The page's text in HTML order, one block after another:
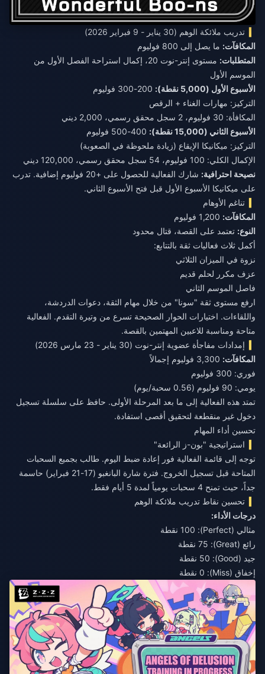
تدريب ملائكة الوهم (30 يناير - 9 فبراير 2026)
المكافآت: ما يصل إلى 800 فوليوم
المتطلبات:
مستوى إنتر-نوت 20، إكمال استراحة الفصل الأول من
الموسم الأول
الأسبوع الأول (5,000 نقطة):
التركيز: مهارات الغناء + الرقص
المكافأة: 30 فوليوم، 2 سجل محقق رسمي، 2,000 ديني
الأسبوع الثاني (15,000 نقطة):
التركيز: ميكانيكا الإيقاع (زيادة ملحوظة في الصعوبة)
الإكمال الكلي: 100 فوليوم، 54 سجل محقق رسمي، 120,000 ديني
نصيحة احترافية:
شارك الفعالية للحصول على +20 فوليوم إضافية. تدرب
على ميكانيكا الأسبوع الأول قبل فتح الأسبوع الثاني.
تناغم الأوهام
المكافآت:
النوع: تعتمد على القصة، قتال محدود
أكمل ثلاث فعاليات ثقة بالتتابع:
نزوة في الميزان الثلاثي
عزف مكرر لحلم قديم
فاصل الموسم الثاني
ارفع مستوى ثقة "سونا" من خلال مهام الثقة، دعوات الدردشة،
واللقاءات. اختيارات الحوار الصحيحة تسرع من وتيرة التقدم. الفعالية
متاحة ومناسبة للاعبين المهتمين بالقصة.
إمدادات مفاجأة عضوية إنتر-نوت (30 يناير - 23 مارس 2026)
المكافآت:
فوري: 300 فوليوم
يومي: 90 فوليوم (0.56 سحبة/يوم)
تمتد هذه الفعالية إلى ما بعد المرحلة الأولى. حافظ على سلسلة تسجيل
دخول غير منقطعة لتحقيق أقصى استفادة.
تحسين أداء المهام
استراتيجية "بون-ز الرائعة"
توجه إلى قائمة الفعالية فور إعادة ضبط اليوم. طالب بجميع السحبات
المتاحة قبل تسجيل الخروج. فترة شارة البانغبو (17-21 فبراير) حاسمة
جداً، حيث تمنح 4 سحبات يومياً لمدة 5 أيام فقط.
تحسين نقاط تدريب ملائكة الوهم
درجات الأداء:
مثالي (Perfect): 100 نقطة
رائع (Great): 75 نقطة
جيد (Good): 50 نقطة
إخفاق (Miss): 0 نقطة